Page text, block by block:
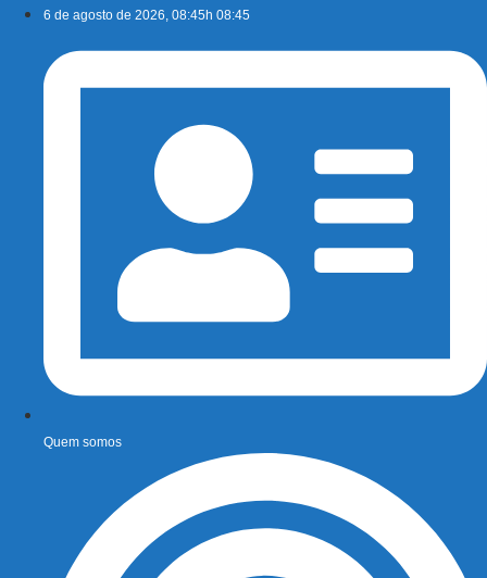
conteúdo
6 de agosto de 2026, 08:45h 08:45
Quem somos